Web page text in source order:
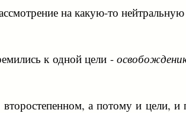
на какую-то
к одной цели -
а потому и цели, и